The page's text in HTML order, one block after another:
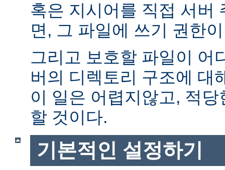
혹은 지시어를 직접 서버
면, 그 파일에 쓰기 권한
그리고 보호할 파일이 어
버의 디렉토리 구조에 대
이 일은 어렵지않고, 적
할 것이다.
기본적인 설정하기